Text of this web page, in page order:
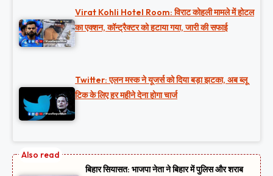
Virat Kohli Hotel Room: विराट कोहली मामले में होटल
का एक्शन, कॉन्ट्रैक्टर को हटाया गया, जारी की सफाई
Twitter: एलन मस्क ने यूजर्स को दिया बड़ा झटका, अब ब्लू
टिक के लिए हर महीने देना होगा चार्ज
बिहार सियासत: भाजपा नेता ने बिहार में पुलिस और शराब